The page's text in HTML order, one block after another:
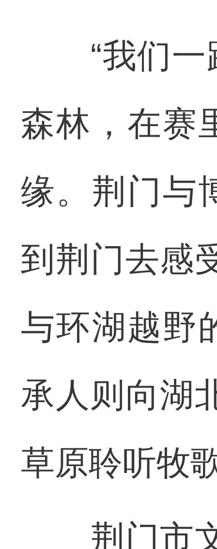
“我们一
森林，在赛
缘。荆门与
到荆门去感
与环湖越野
承人则向湖
草原聆听牧
荆门市文